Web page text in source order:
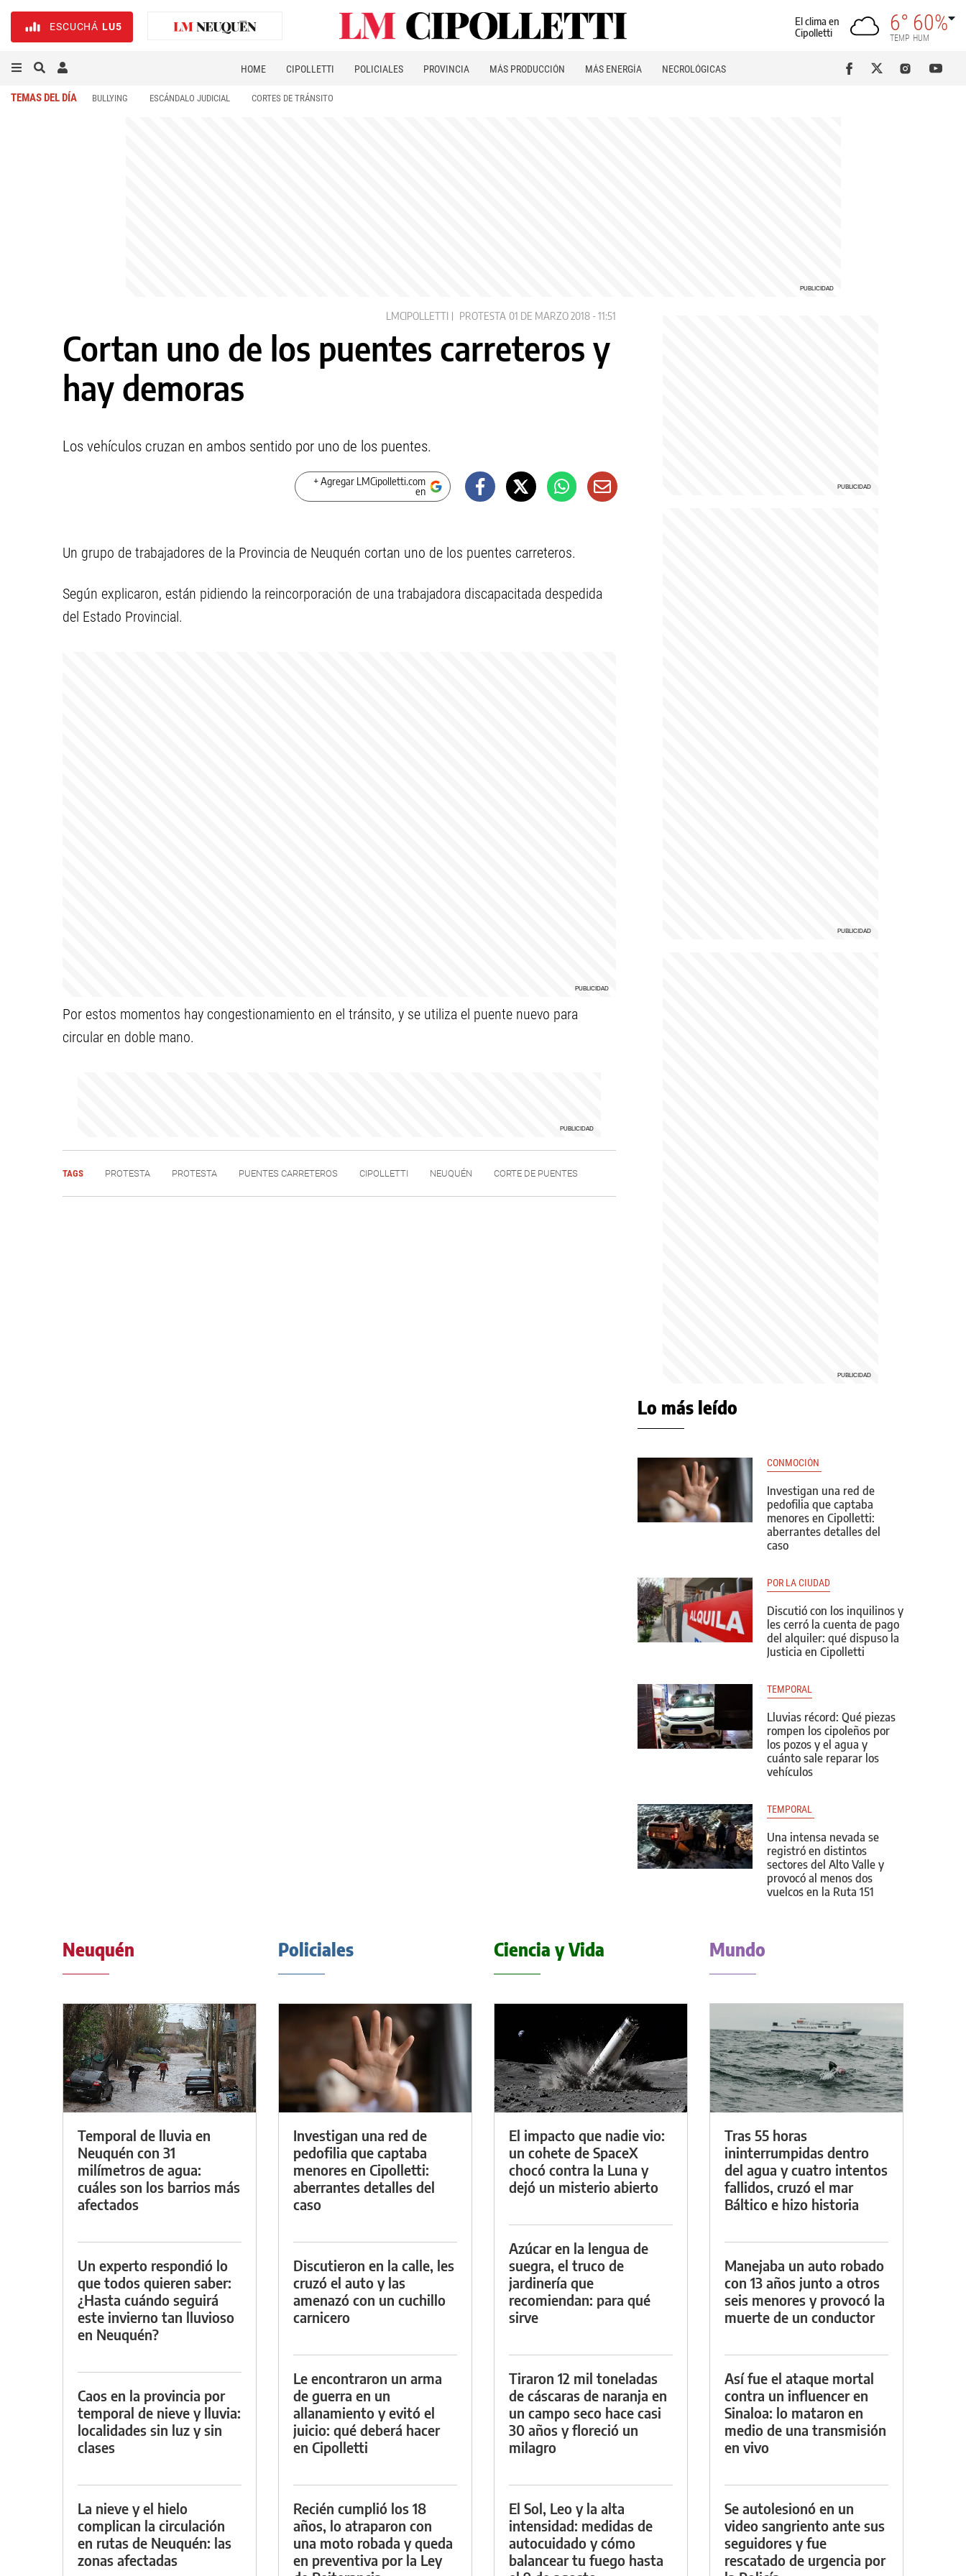
ESCUCHÁ LU5
El clima en
Cipolletti
6°
TEMP
60%
HUM
HOME CIPOLLETTI POLICIALES PROVINCIA MÁS PRODUCCIÓN MÁS ENERGÍA NECROLÓGICAS
TEMAS DEL DÍA BULLYING ESCÁNDALO JUDICIAL CORTES DE TRÁNSITO
LMCIPOLLETTI PROTESTA 01 DE MARZO 2018 - 11:51
Cortan uno de los puentes carreteros y
hay demoras
Los vehículos cruzan en ambos sentido por uno de los puentes.
+ Agregar LMCipolletti.com
en
Un grupo de trabajadores de la Provincia de Neuquén cortan uno de los puentes carreteros.
Según explicaron, están pidiendo la reincorporación de una trabajadora discapacitada despedida
del Estado Provincial.
Por estos momentos hay congestionamiento en el tránsito, y se utiliza el puente nuevo para
circular en doble mano.
TAGS PROTESTA PROTESTA PUENTES CARRETEROS CIPOLLETTI NEUQUÉN CORTE DE PUENTES
Lo más leído
CONMOCIÓN
Investigan una red de
pedofilia que captaba
menores en Cipolletti:
aberrantes detalles del
caso
POR LA CIUDAD
Discutió con los inquilinos y
les cerró la cuenta de pago
del alquiler: qué dispuso la
Justicia en Cipolletti
TEMPORAL
Lluvias récord: Qué piezas
rompen los cipoleños por
los pozos y el agua y
cuánto sale reparar los
vehículos
TEMPORAL
Una intensa nevada se
registró en distintos
sectores del Alto Valle y
provocó al menos dos
vuelcos en la Ruta 151
Neuquén
Temporal de lluvia en
Neuquén con 31
milímetros de agua:
cuáles son los barrios más
afectados
Un experto respondió lo
que todos quieren saber:
¿Hasta cuándo seguirá
este invierno tan lluvioso
en Neuquén?
Caos en la provincia por
temporal de nieve y lluvia:
localidades sin luz y sin
clases
La nieve y el hielo
complican la circulación
en rutas de Neuquén: las
zonas afectadas
Policiales
Investigan una red de
pedofilia que captaba
menores en Cipolletti:
aberrantes detalles del
caso
Discutieron en la calle, les
cruzó el auto y las
amenazó con un cuchillo
carnicero
Le encontraron un arma
de guerra en un
allanamiento y evitó el
juicio: qué deberá hacer
en Cipolletti
Recién cumplió los 18
años, lo atraparon con
una moto robada y queda
en preventiva por la Ley
Ciencia y Vida
El impacto que nadie vio:
un cohete de SpaceX
chocó contra la Luna y
dejó un misterio abierto
Azúcar en la lengua de
suegra, el truco de
jardinería que
recomiendan: para qué
sirve
Tiraron 12 mil toneladas
de cáscaras de naranja en
un campo seco hace casi
30 años y floreció un
milagro
El Sol, Leo y la alta
intensidad: medidas de
autocuidado y cómo
balancear tu fuego hasta
Mundo
Tras 55 horas
ininterrumpidas dentro
del agua y cuatro intentos
fallidos, cruzó el mar
Báltico e hizo historia
Manejaba un auto robado
con 13 años junto a otros
seis menores y provocó la
muerte de un conductor
Así fue el ataque mortal
contra un influencer en
Sinaloa: lo mataron en
medio de una transmisión
en vivo
Se autolesionó en un
video sangriento ante sus
seguidores y fue
rescatado de urgencia por